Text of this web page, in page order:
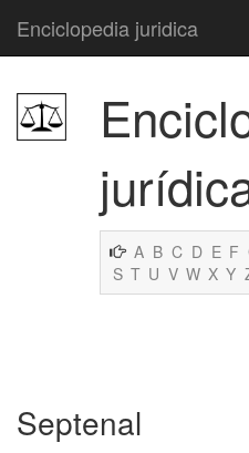
Enciclopedia juridica
A B C D E F
S T U V W X Y
Septenal